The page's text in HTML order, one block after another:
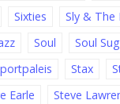
Sixties
Sly & The
Soul Soul
Stax
Earle
Steve